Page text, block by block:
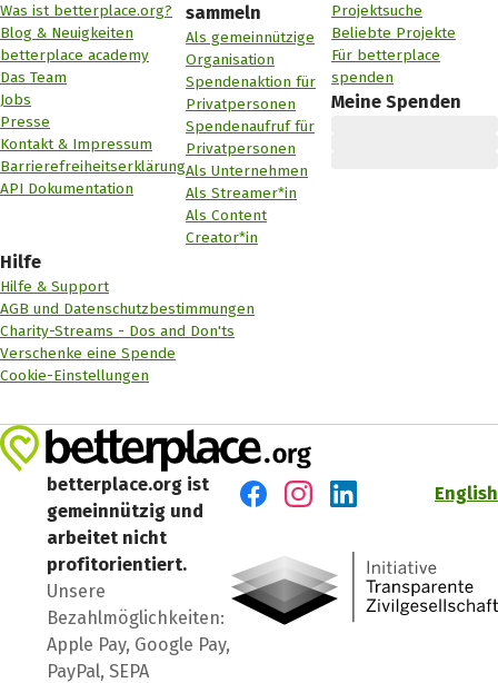
Was ist betterplace.org?
Blog & Neuigkeiten
betterplace academy
Das Team
Jobs
Presse
Kontakt & Impressum
Barrierefreiheitserklärung
API Dokumentation
sammeln
Als gemeinnützige
Organisation
Spendenaktion für
Privatpersonen
Spendenaufruf für
Privatpersonen
Als Unternehmen
Als Streamer*in
Als Content
Creator*in
Projektsuche
Beliebte Projekte
Für betterplace
spenden
Meine Spenden
Hilfe
Hilfe & Support
AGB und Datenschutzbestimmungen
Charity-Streams - Dos and Don'ts
Verschenke eine Spende
Cookie-Einstellungen
betterplace.org ist
gemeinnützig und
arbeitet nicht
profitorientiert.
Unsere
Bezahlmöglichkeiten:
Apple Pay, Google Pay,
PayPal, SEPA
English